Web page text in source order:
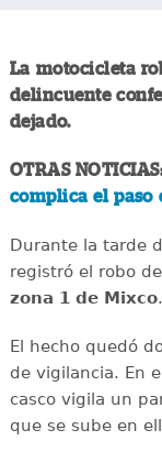
La motocicleta
delincuente
dejado.
OTRAS
complica el paso
Durante la tarde
registró el robo
zona 1 de Mixco.
El hecho quedó
de vigilancia. En
casco vigila un
que se sube en